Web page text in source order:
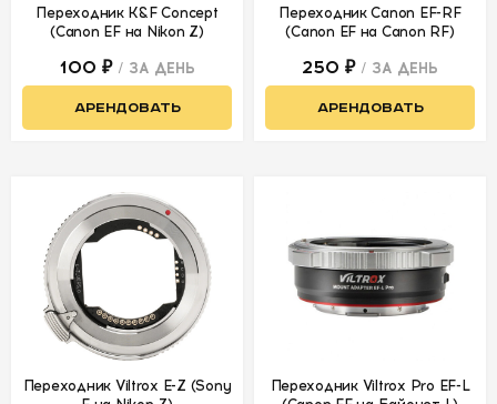
АРЕНДА
СВЕТОБАЗА
ДОСТАВКА
УСЛОВИЯ
НАС
Переходник K&F Concept
(Canon EF на Nikon Z)
100 ₽ / ЗА ДЕНЬ
АРЕНДОВАТЬ
Переходник Canon EF-RF
(Canon EF на Canon RF)
250 ₽ / ЗА ДЕНЬ
АРЕНДОВАТЬ
Переходник Viltrox E-Z (Sony
Переходник Viltrox Pro EF-L